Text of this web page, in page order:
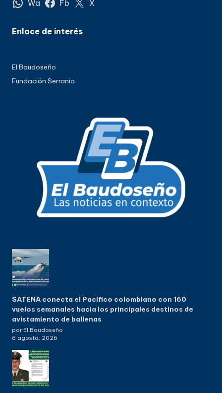
Wa Fb X
Enlace de interés
El Baudoseño
Fundación Serrania
SATENA conecta el Pacífico colombiano con 160
vuelos semanales hacia los principales destinos de
avistamiento de ballenas
por El Baudoseño
6 agosto, 2026